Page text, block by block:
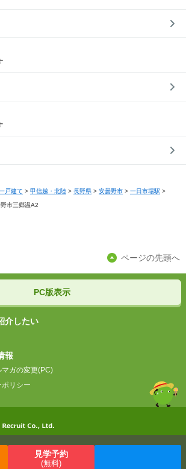
見学予約
(無料)
戸建て > 甲信越・北陸 > 長野県 > 安曇野市 > 一日市場駅 >
市三郷温A2
ページの先頭へ
PC版表示
介したい
報
マガの変更(PC)
リシー